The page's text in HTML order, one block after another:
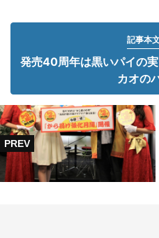
記事本
発売40周年は黒いパイの
カオの